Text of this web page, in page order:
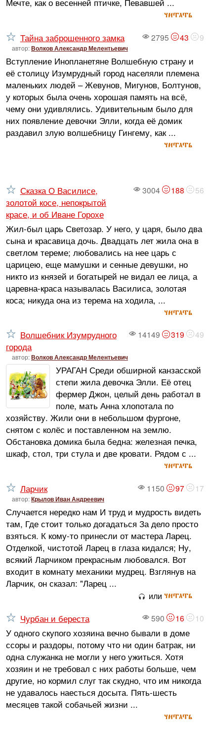
Мечте, как о весенней птичке, Певавшей ...
читать
2795 43 9
Тайна заброшенного замка
автор:Волков Александр Мелентьевич
Вступление Инопланетяне Волшебную страну и
её столицу Изумрудный город населяли племена
маленьких людей – Жевунов, Мигунов, Болтунов,
у которых была очень хорошая память на всё,
чему они удивлялись. Удивительным было для
них появление девочки Элли, когда её домик
раздавил злую волшебницу Гингему, как ...
читать
3004 188 56
Сказка О Василисе,
золотой косе, непокрытой
красе, и об Иване Горохе
Жил-был царь Светозар. У него, у царя, было два
сына и красавица дочь. Двадцать лет жила она в
светлом тереме; любовались на нее царь с
царицею, еще мамушки и сенные девушки, но
никто из князей и богатырей не видал ее лица, а
царевна-краса называлась Василиса, золотая
коса; никуда она из терема на ходила, ...
читать
14149 319 49
Волшебник Изумрудного
города
автор:Волков Александр Мелентьевич
УРАГАН Среди обширной канзасской
степи жила девочка Элли. Её отец
фермер Джон, целый день работал в
поле, мать Анна хлопотала по
хозяйству. Жили они в небольшом фургоне,
снятом с колёс и поставленном на землю.
Обстановка домика была бедна: железная печка,
шкаф, стол, три стула и две кровати. Рядом с ...
читать
1150 97 17
Ларчик
автор:Крылов Иван Андреевич
Случается нередко нам И труд и мудрость видеть
там, Где стоит только догадаться За дело просто
взяться. К кому-то принесли от мастера Ларец.
Отделкой, чистотой Ларец в глаза кидался; Ну,
всякий Ларчиком прекрасным любовался. Вот
входит в комнату механики мудрец. Взглянув на
Ларчик, он сказал: "Ларец ...
или читать
590 16 10
Чурбан и береста
У одного скупого хозяина вечно бывали в доме
ссоры и раздоры, потому что ни один батрак, ни
одна служанка не могли у него ужиться. Хотя
хозяин и не требовал с них работы больше, чем
другие, но кормил слуг так скудно, что им никогда
не удавалось наесться досыта. Пять-шесть
месяцев такой собачьей жизни ...
читать